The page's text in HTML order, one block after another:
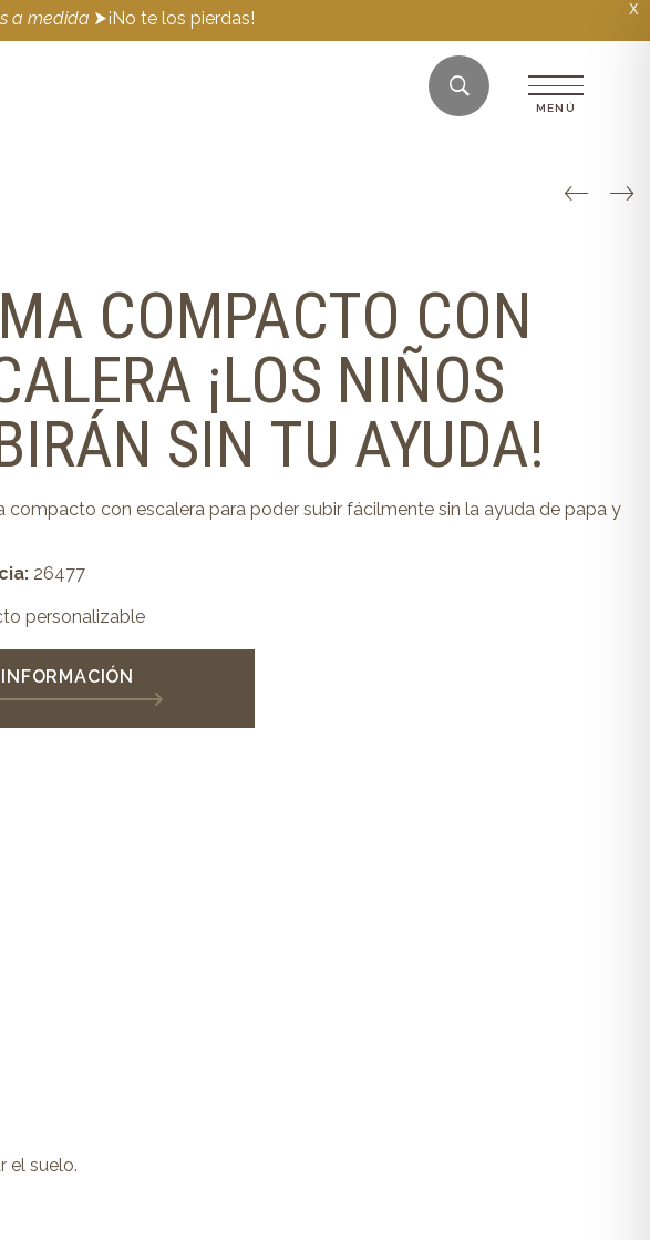
X
a medida ⮞¡No te los pierdas!
COMPACTO CON
¡LOS NIÑOS
SIN TU AYUDA!
compacto con escalera para poder subir fácilmente sin la ayuda de papa y
26477
personalizable
el suelo.